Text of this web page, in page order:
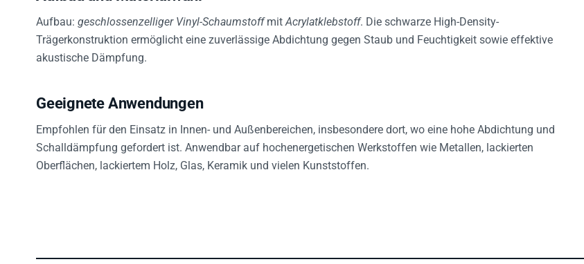
Aufbau: geschlossenzelliger Vinyl-Schaumstoffmit Acrylatklebstoff. Die schwarze High-Density-
Trägerkonstruktion ermöglicht eine zuverlässige Abdichtung gegen Staub und Feuchtigkeit sowie effektive
akustische Dämpfung.
Geeignete Anwendungen
Empfohlen für den Einsatz in Innen- und Außenbereichen, insbesondere dort, wo eine hohe Abdichtung und
Schalldämpfung gefordert ist. Anwendbar auf hochenergetischen Werkstoffen wie Metallen, lackierten
Oberflächen, lackiertem Holz, Glas, Keramik und vielen Kunststoffen.